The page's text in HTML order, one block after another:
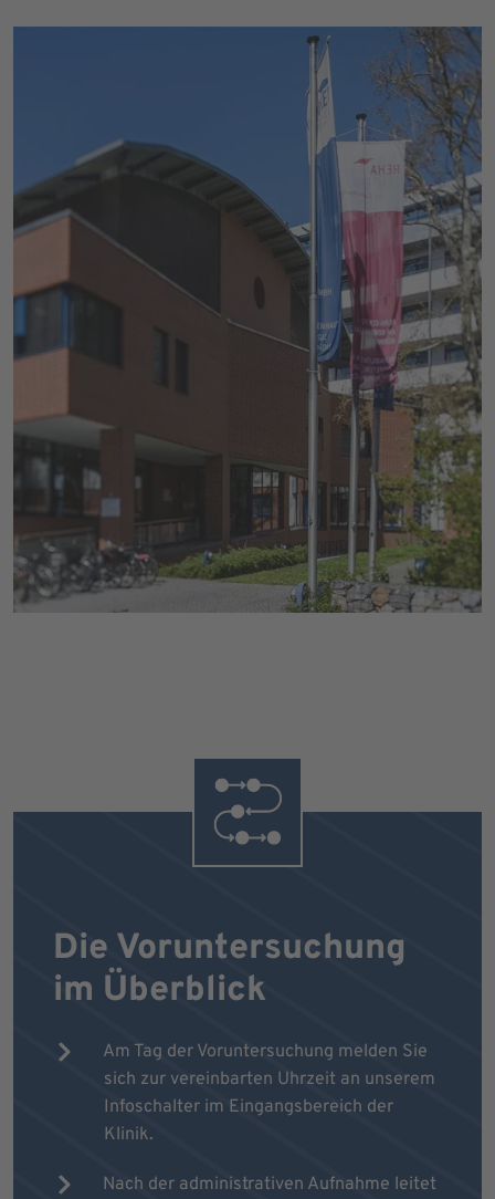
Die Voruntersuchung
im Überblick
Am Tag der Voruntersuchung melden Sie
sich zur vereinbarten Uhrzeit an unserem
Infoschalter im Eingangsbereich der
Klinik.
Nach der administrativen Aufnahme leitet